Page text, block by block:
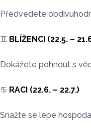
Předvedete
♊️ BLÍŽENCI (22.5. –
Dokážete pohnout s
♋️ RACI (22.6. – 22.7.)
Snažte se lépe